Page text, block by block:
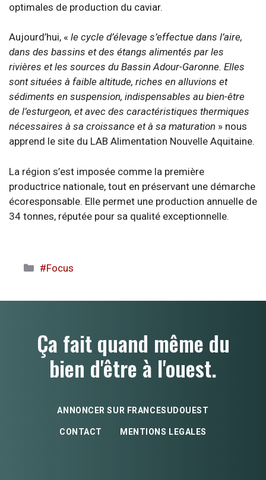
optimales de production du caviar.
Aujourd’hui, « le cycle d’élevage s’effectue dans l’aire,
dans des bassins et des étangs alimentés par les
rivières et les sources du Bassin Adour-Garonne. Elles
sont situées à faible altitude, riches en alluvions et
sédiments en suspension, indispensables au bien-être
de l’esturgeon, et avec des caractéristiques thermiques
nécessaires à sa croissance et à sa maturation » nous
apprend le site du LAB Alimentation Nouvelle Aquitaine.
La région s’est imposée comme la première
productrice nationale, tout en préservant une démarche
écoresponsable. Elle permet une production annuelle de
34 tonnes, réputée pour sa qualité exceptionnelle.
Catégories
#Focus
Ça fait quand même du
bien d'être à l'ouest.
ANNONCER SUR FRANCESUDOUEST
CONTACT MENTIONS LEGALES